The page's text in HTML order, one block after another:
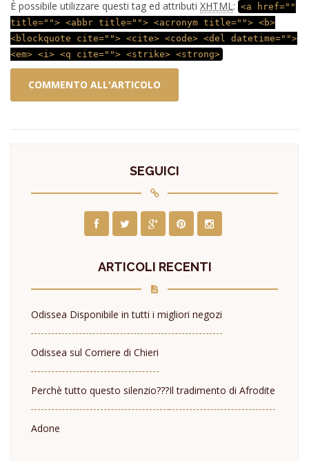
È possibile utilizzare questi tag ed attributi XHTML: <a href=""
title=""> <abbr title=""> <acronym title=""> <b>
<blockquote cite=""> <cite> <code> <del datetime="">
<em> <i> <q cite=""> <strike> <strong>
SEGUICI
ARTICOLI RECENTI
Odissea Disponibile in tutti i migliori negozi
Odissea sul Corriere di Chieri
Perchè tutto questo silenzio???Il tradimento di Afrodite
Adone